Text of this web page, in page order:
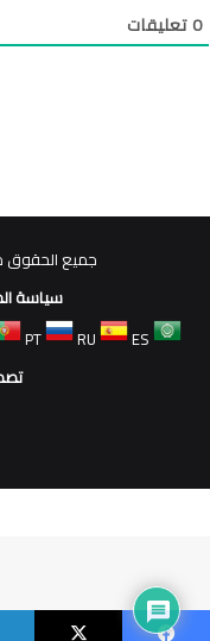
0تعليقات
جميع الحقوق
سياسة
PT RU
ES